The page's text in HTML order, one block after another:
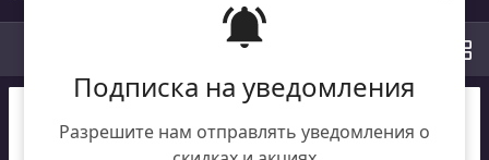
Подписка на уведомления
Разрешите нам отправлять уведомления о